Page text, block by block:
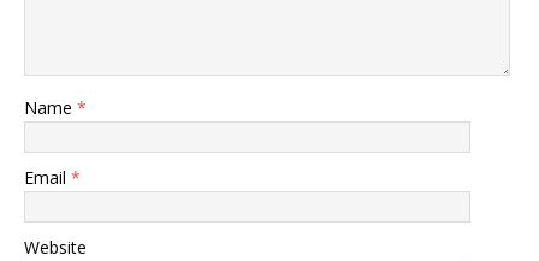
Name *
Email *
Website